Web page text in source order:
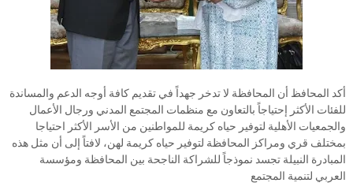
أكد المحافظ أن المحافظة لا تدخر جهداً في تقديم كافة أوجه الدعم والمساندة
للفئات الأكثر إحتياجاً بالتعاون مع منظمات المجتمع المدني ورجال الأعمال
والجمعيات الأهلية لتوفير حياه كريمة للمواطنين من الأسر الأكثر احتياجا
بمختلف قري ومراكز المحافظة لتوفير حياه كريمة لهن، لافتاً إلى أن مثل هذه
المبادرة النبيلة تجسد نموذجاً للشراكة الناجحة بين المحافظة ومؤسسة
العربي لتنمية المجتمع